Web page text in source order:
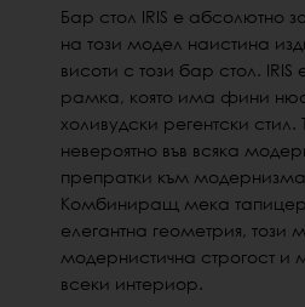
Бар стол IRIS е абсолютно
на този модел наистина
висоти с този бар стол.
рамка, която има фини
холивудски регентски стил.
невероятно във всяка
препратки към
Комбиниращ мека
елегантна геометрия, този
модернистична строгост и
всеки интериор.